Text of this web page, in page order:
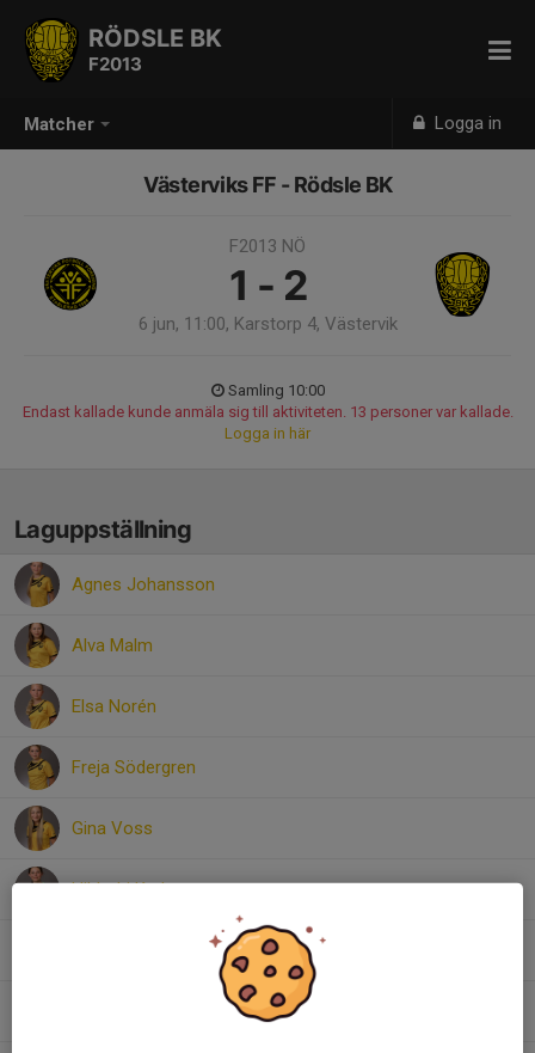
Matcher Logga in
RÖDSLE BK
F2013
Västerviks FF - Rödsle BK
F2013 NÖ
1 - 2
6 jun, 11:00, Karstorp 4, Västervik
Samling 10:00
Endast kallade kunde anmäla sig till aktiviteten. 13 personer var kallade.
Logga in här
Laguppställning
Agnes Johansson
Alva Malm
Elsa Norén
Freja Södergren
Gina Voss
Hilda-Li Karlsson